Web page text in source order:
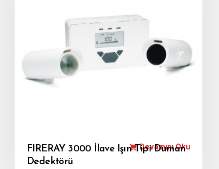
FIRERAY 3000 İlave Işın Tipi Duman
Dedektörü
Devamını Oku